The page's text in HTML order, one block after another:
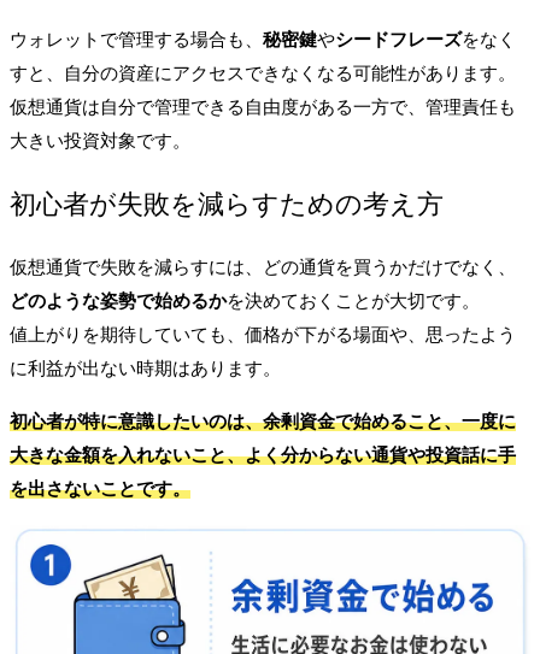
ウォレットで管理する場合も、 秘密鍵やシードフレーズをなく
すと、自分の資産にアクセスできなくなる可能性があります。
仮想通貨は自分で管理できる自由度がある一方で、管理責任も
大きい投資対象です。
初心者が失敗を減らすための考え方
仮想通貨で失敗を減らすには、どの通貨を買うかだけでなく、
どのような姿勢で始めるかを決めておくことが大切です。
値上がりを期待していても、価格が下がる場面や、思ったよう
に利益が出ない時期はあります。
初心者が特に意識したいのは、余剰資金で始めること、一度に
大きな金額を入れないこと、よく分からない通貨や投資話に手
を出さないことです。